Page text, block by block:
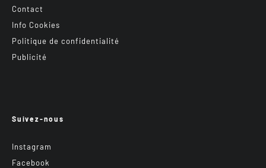
Contact
Info Cookies
Politique de confidentialité
Publicité
Suivez-nous
Instagram
Facebook